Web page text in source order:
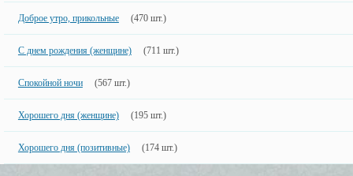
Доброе утро, прикольные (470 шт.)
С днем рождения (женщине) (711 шт.)
Спокойной ночи (567 шт.)
Хорошего дня (женщине) (195 шт.)
Хорошего дня (позитивные) (174 шт.)